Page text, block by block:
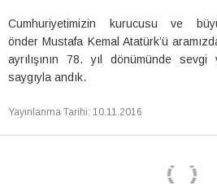
Cumhuriyetimizin kurucusu ve
önder Mustafa Kemal Atatürk’ü
ayrılışının 78. yıl dönümünde sevgi
saygıyla andık.
Yayınlanma Tarihi: 10.11.2016